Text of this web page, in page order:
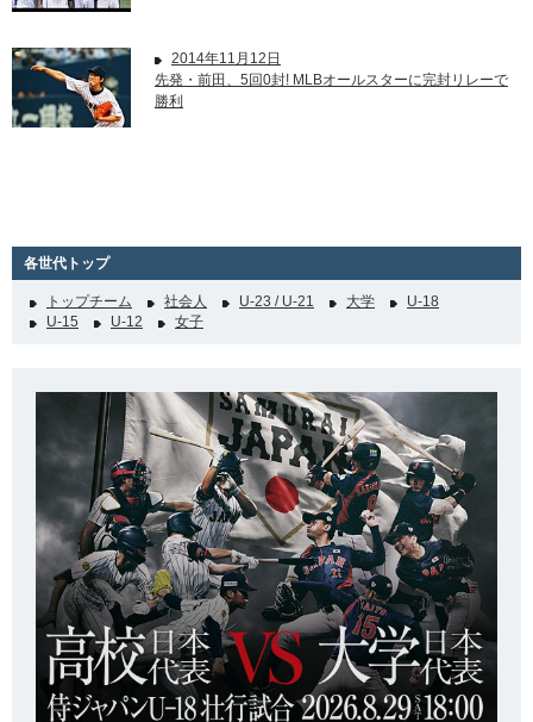
2014年11月12日
先発・前田、5回0封! MLBオールスターに完封リレーで
勝利
各世代トップ
トップチーム 社会人 U-23 / U-21 大学
U-18
U-15
U-12 女子